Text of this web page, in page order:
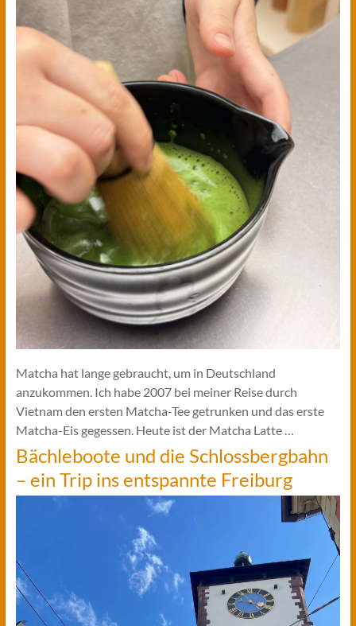
Matcha hat lange gebraucht, um in Deutschland
anzukommen. Ich habe 2007 bei meiner Reise durch
Vietnam den ersten Matcha-Tee getrunken und das erste
Matcha-Eis gegessen. Heute ist der Matcha Latte …
Bächleboote und die Schlossbergbahn
– ein Trip ins entspannte Freiburg